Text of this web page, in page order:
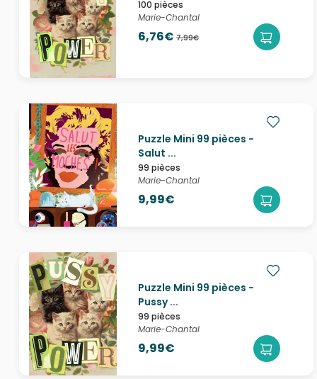
100 pièces
Marie-Chantal
6,76€ 7,99€
Puzzle Mini 99 pièces -
Salut ...
99 pièces
Marie-Chantal
9,99€
Puzzle Mini 99 pièces -
Pussy ...
99 pièces
Marie-Chantal
9,99€